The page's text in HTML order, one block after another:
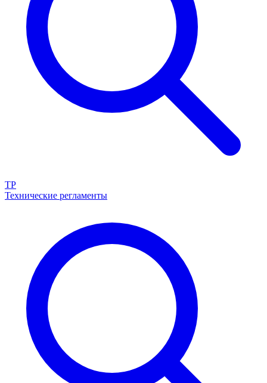
ТР
Технические регламенты